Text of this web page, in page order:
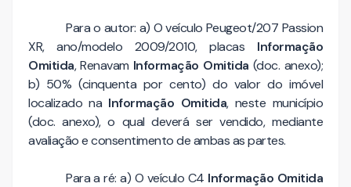
Para o autor: a) O veículo Peugeot/207 Passion
XR, ano/modelo 2009/2010, placas Informação
Omitida, Renavam Informação Omitida (doc. anexo);
b) 50% (cinquenta por cento) do valor do imóvel
localizado na Informação Omitida, neste município
(doc. anexo), o qual deverá ser vendido, mediante
avaliação e consentimento de ambas as partes.
Para a ré: a) O veículo C4 Informação Omitida